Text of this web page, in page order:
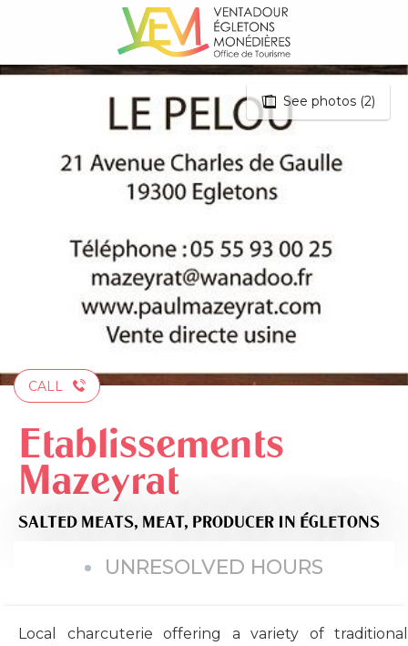
principal
See photos (2)
CALL
Etablissements
Mazeyrat
SALTED MEATS, MEAT, PRODUCER IN ÉGLETONS
UNRESOLVED HOURS
Local charcuterie offering a variety of traditional